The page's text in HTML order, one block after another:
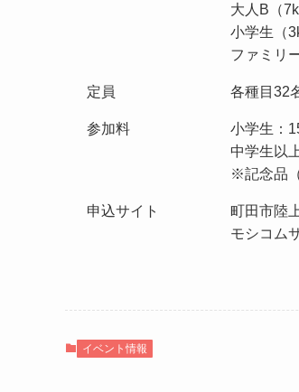
大人B（
小学生（
ファミリ
定員 各種目32
参加料
小学生：
中学生以
※記念品
申込サイト 町田市陸
モシコム
イベント情報